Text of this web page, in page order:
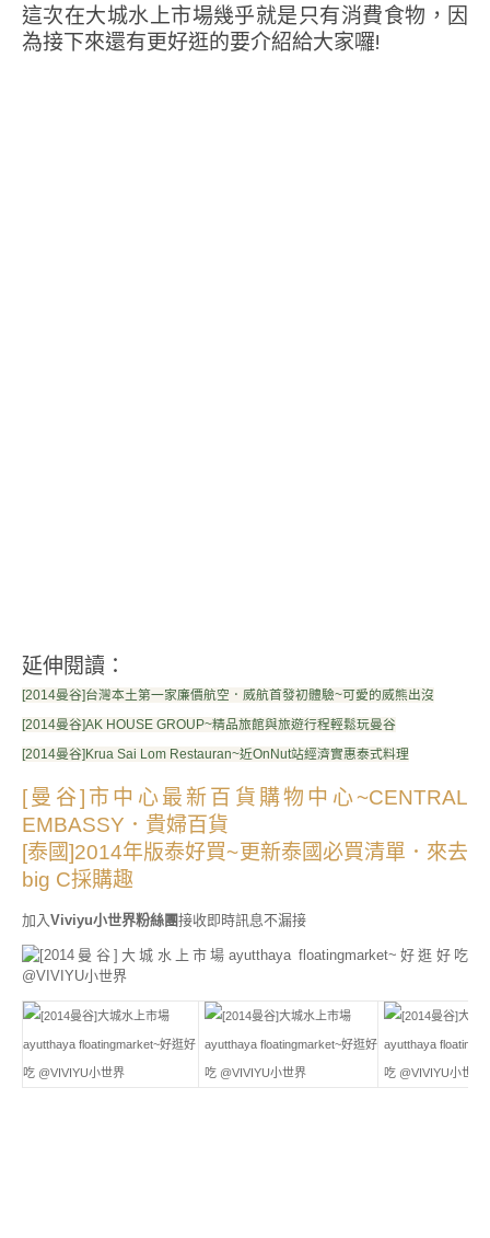
這次在大城水上市場幾乎就是只有消費食物，因
為接下來還有更好逛的要介紹給大家囉!
延伸閱讀：
[2014曼谷]台灣本土第一家廉價航空．威航首發初體驗~可愛的威熊出沒
[2014曼谷]AK HOUSE GROUP~精品旅館與旅遊行程輕鬆玩曼谷
[2014曼谷]Krua Sai Lom Restauran~近OnNut站經濟實惠泰式料理
[曼谷]市中心最新百貨購物中心~CENTRAL
EMBASSY．貴婦百貨
[泰國]2014年版泰好買~更新泰國必買清單．來去
big C採購趣
加入Viviyu小世界粉絲團接收即時訊息不漏接